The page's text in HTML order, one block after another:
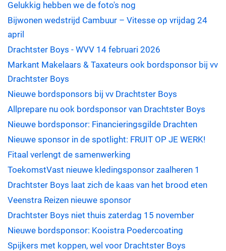
Gelukkig hebben we de foto's nog
Bijwonen wedstrijd Cambuur – Vitesse op vrijdag 24
april
Drachtster Boys - WVV 14 februari 2026
Markant Makelaars & Taxateurs ook bordsponsor bij vv
Drachtster Boys
Nieuwe bordsponsors bij vv Drachtster Boys
Allprepare nu ook bordsponsor van Drachtster Boys
Nieuwe bordsponsor: Financieringsgilde Drachten
Nieuwe sponsor in de spotlight: FRUIT OP JE WERK!
Fitaal verlengt de samenwerking
ToekomstVast nieuwe kledingsponsor zaalheren 1
Drachtster Boys laat zich de kaas van het brood eten
Veenstra Reizen nieuwe sponsor
Drachtster Boys niet thuis zaterdag 15 november
Nieuwe bordsponsor: Kooistra Poedercoating
Spijkers met koppen, wel voor Drachtster Boys